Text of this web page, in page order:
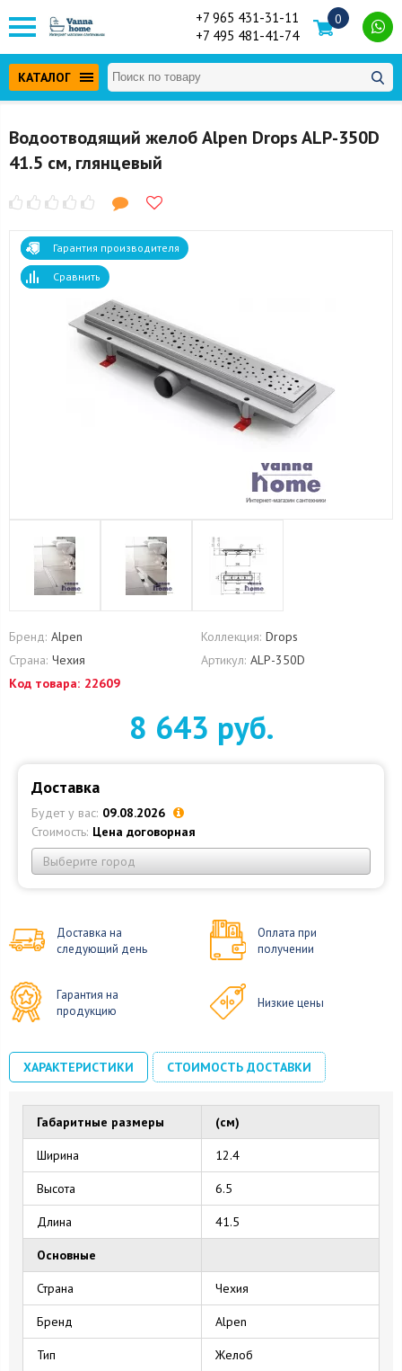
+7 965 431-31-11
+7 495 481-41-74
0
КАТАЛОГ
Водоотводящий желоб Alpen Drops ALP-350D
41.5 см, глянцевый
Гарантия производителя
Сравнить
Бренд: Alpen Коллекция: Drops
Страна: Чехия Артикул: ALP-350D
Код товара: 22609
8 643 руб.
Доставка
Будет у вас: 09.08.2026
Стоимость: Цена договорная
Выберите город
Доставка на
следующий день
Оплата при
получении
Гарантия на
продукцию
Низкие цены
ХАРАКТЕРИСТИКИ СТОИМОСТЬ ДОСТАВКИ
Габаритные размеры (см)
Ширина 12.4
Высота 6.5
Длина 41.5
Основные
Страна Чехия
Бренд Alpen
Тип Желоб